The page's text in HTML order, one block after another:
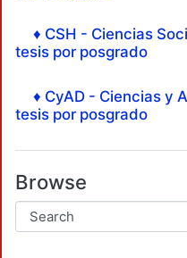
♦ CSH - Ciencias
tesis por posgrado
♦ CyAD - Ciencias y
tesis por posgrado
Browse